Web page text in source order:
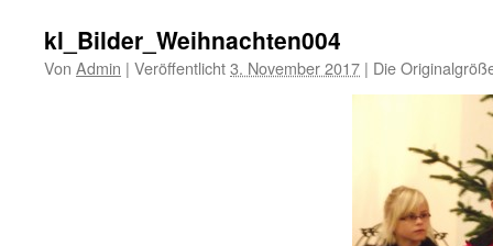
kl_Bilder_Weihnachten004
Von Admin | Veröffentlicht3. November 2017 | Die